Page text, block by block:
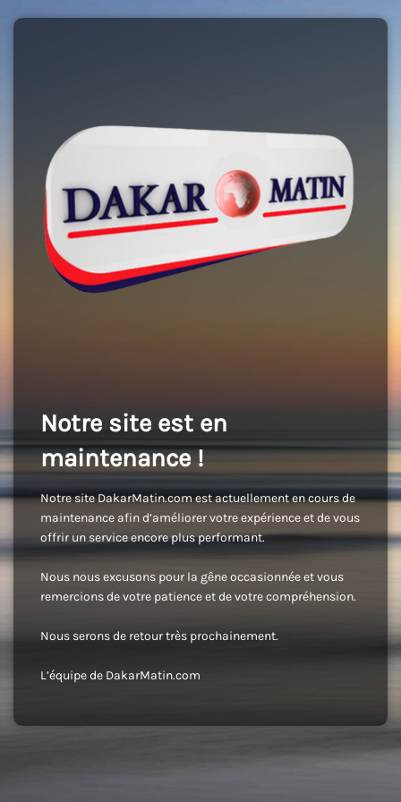
Notre site est en
maintenance !
Notre site DakarMatin.com est actuellement en cours de
maintenance afin d’améliorer votre expérience et de vous
offrir un service encore plus performant.
Nous nous excusons pour la gêne occasionnée et vous
remercions de votre patience et de votre compréhension.
Nous serons de retour très prochainement.
L’équipe de DakarMatin.com